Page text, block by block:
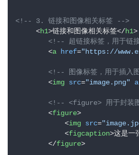
<!-- 3. 链接和图像相关标签 -->
<h1>链接和图像相关标签</h1>
<!-- 超链接标签，用于链
<a href="https://
<!-- 图像标签，用于插
<img src="image.png"
<!-- <figure> 用于封装图
<figure>
<img src=
<figcaption>这是一
</figure>